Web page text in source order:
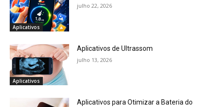
Aplicativos
julho 22, 2026
Aplicativos
Aplicativos de Ultrassom
julho 13, 2026
Aplicativos para Otimizar a Bateria do